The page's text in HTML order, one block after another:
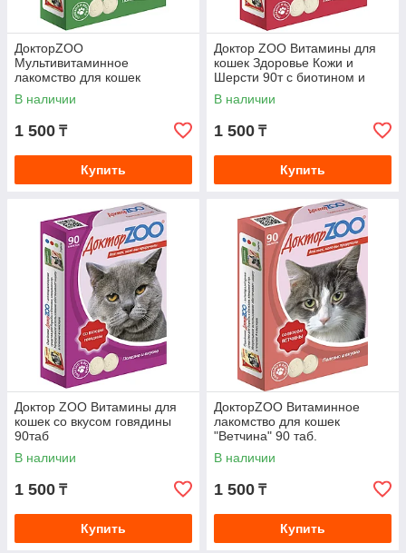
ДокторZOO
Мультивитаминное
лакомство для кошек
"Здоровье и Красота" 90таб с
L-карнитином и таурином
В наличии
1 500 ₸
Купить
Доктор ZOO Витамины для
кошек Здоровье Кожи и
Шерсти 90т с биотином и
таурином
В наличии
1 500 ₸
Купить
Доктор ZOO Витамины для
кошек со вкусом говядины
90таб
В наличии
1 500 ₸
Купить
ДокторZOO Витаминное
лакомство для кошек
"Ветчина" 90 таб.
В наличии
1 500 ₸
Купить